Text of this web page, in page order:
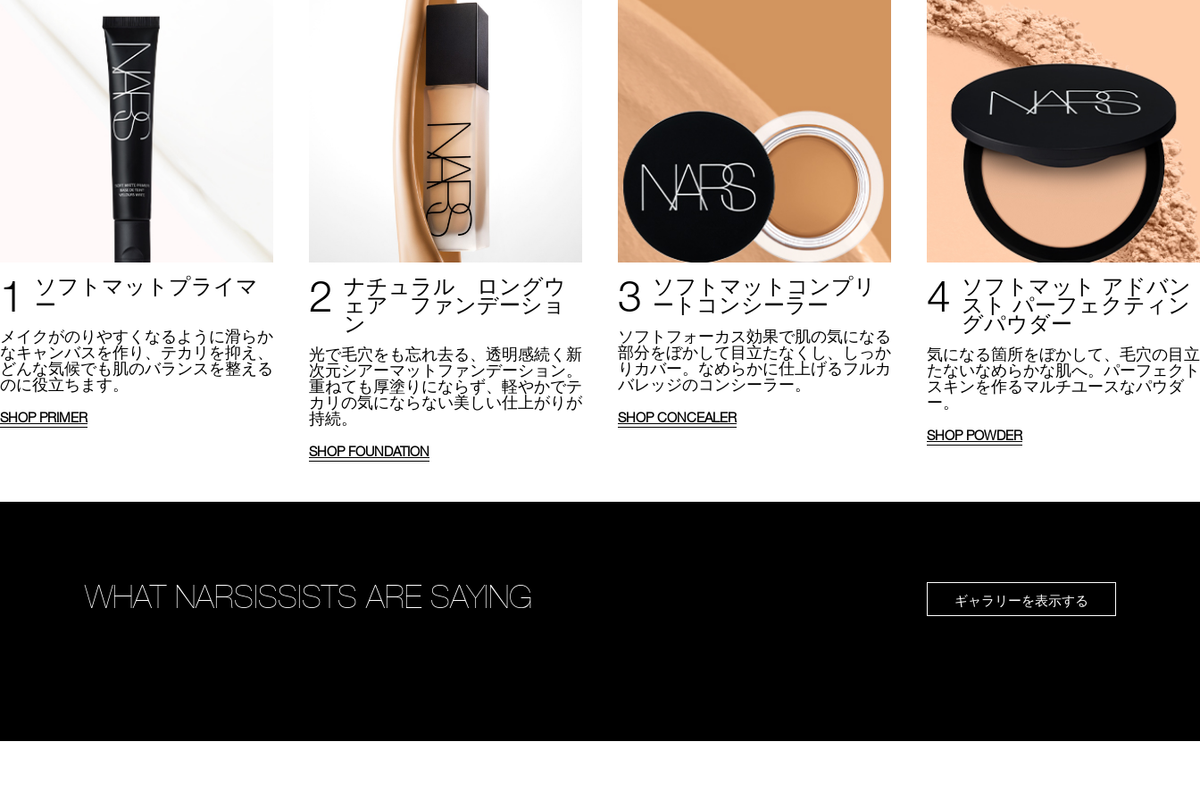
1 ソフトマットプライマ
ー
メイクがのりやすくなるように滑らか
なキャンバスを作り、テカリを抑え、
どんな気候でも肌のバランスを整える
のに役立ちます。
SHOP PRIMER
2 ナチュラル ロングウ
ェア ファンデーショ
ン
光で毛穴をも忘れ去る、透明感続く新
次元シアーマットファンデーション。
重ねても厚塗りにならず、軽やかでテ
カリの気にならない美しい仕上がりが
持続。
SHOP FOUNDATION
3 ソフトマットコンプリ
ートコンシーラー
ソフトフォーカス効果で肌の気になる
部分をぼかして目立たなくし、しっか
りカバー。 なめらかに仕上げるフルカ
バレッジのコンシーラー。
SHOP CONCEALER
4 ソフトマット アドバン
スト パーフェクティン
グパウダー
気になる箇所をぼかして、 毛穴の目立
たないなめらかな肌へ。 パーフェクト
スキンを作るマルチユースなパウダ
ー。
SHOP POWDER
WHAT NARSISSISTS ARE SAYING ギャラリーを表示する